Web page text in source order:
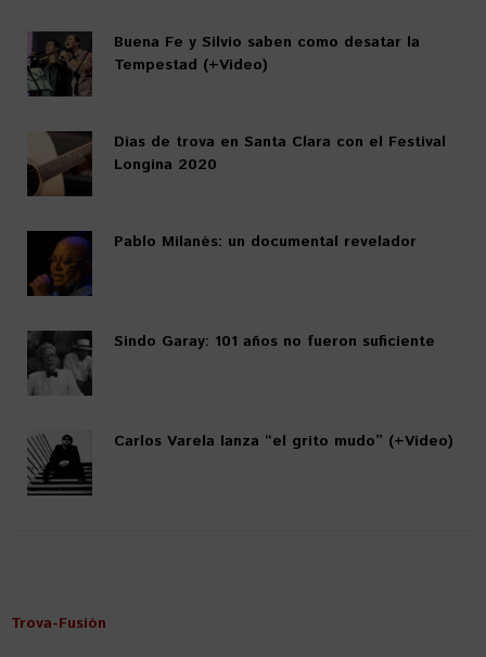
Buena Fe y Silvio saben como desatar la
Tempestad (+Video)
Días de trova en Santa Clara con el Festival
Longina 2020
Pablo Milanés: un documental revelador
Sindo Garay: 101 años no fueron suficiente
Carlos Varela lanza “el grito mudo” (+Video)
Trova-Fusión